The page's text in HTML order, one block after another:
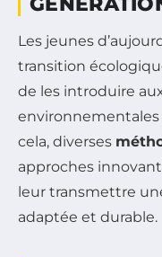
Les jeunes
transition
de les introduire
environnementales
cela, diverses
approches
leur transmettre
adaptée et durable.